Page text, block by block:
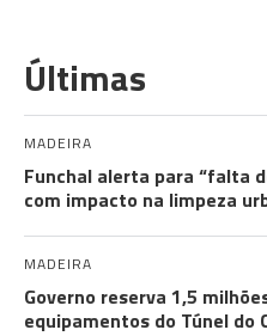
Últimas
MADEIRA
Funchal alerta para “falta
com impacto na limpeza
MADEIRA
Governo reserva 1,5
equipamentos do Túnel do